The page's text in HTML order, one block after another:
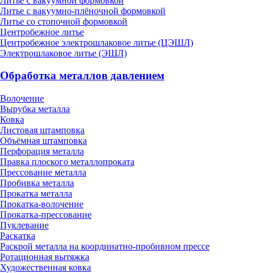
Литье с вакуумно-плёночной формовкой
Литье со стопочной формовкой
Центробежное литье
Центробежное электрошлаковое литье (ЦЭШЛ)
Электрошлаковое литье (ЭШЛ)
Обработка металлов давлением
Волочение
Вырубка металла
Ковка
Листовая штамповка
Объёмная штамповка
Перфорация металла
Правка плоского металлопроката
Прессование металла
Пробивка металла
Прокатка металла
Прокатка-волочение
Прокатка-прессование
Пуклевание
Раскатка
Раскрой металла на координатно-пробивном прессе
Ротационная вытяжка
Художественная ковка